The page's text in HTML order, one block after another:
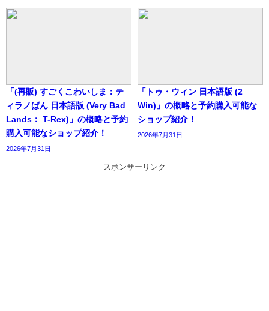
「(再販) すごくこわいしま：テ
ィラノばん 日本語版 (Very Bad
Lands： T-Rex)」の概略と予約
購入可能なショップ紹介！
2026年7月31日
「トゥ・ウィン 日本語版 (2
Win)」の概略と予約購入可能な
ショップ紹介！
2026年7月31日
スポンサーリンク